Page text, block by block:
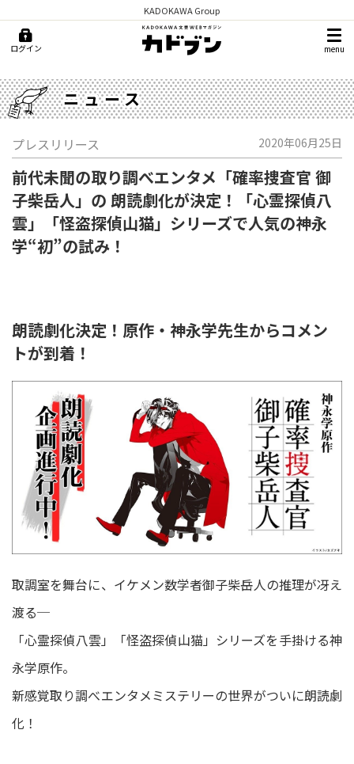
KADOKAWA Group
ログイン menu
ニュース
プレスリリース 2020年06月25日
前代未聞の取り調べエンタメ「確率捜査官 御
子柴岳人」の 朗読劇化が決定！「心霊探偵八
雲」「怪盗探偵山猫」シリーズで人気の神永
学“初”の試み！
朗読劇化決定！原作・神永学先生からコメン
トが到着！
取調室を舞台に、イケメン数学者御子柴岳人の推理が冴え
渡る─
「心霊探偵八雲」「怪盗探偵山猫」シリーズを手掛ける神
永学原作。
新感覚取り調べエンタメミステリーの世界がついに朗読劇
化！